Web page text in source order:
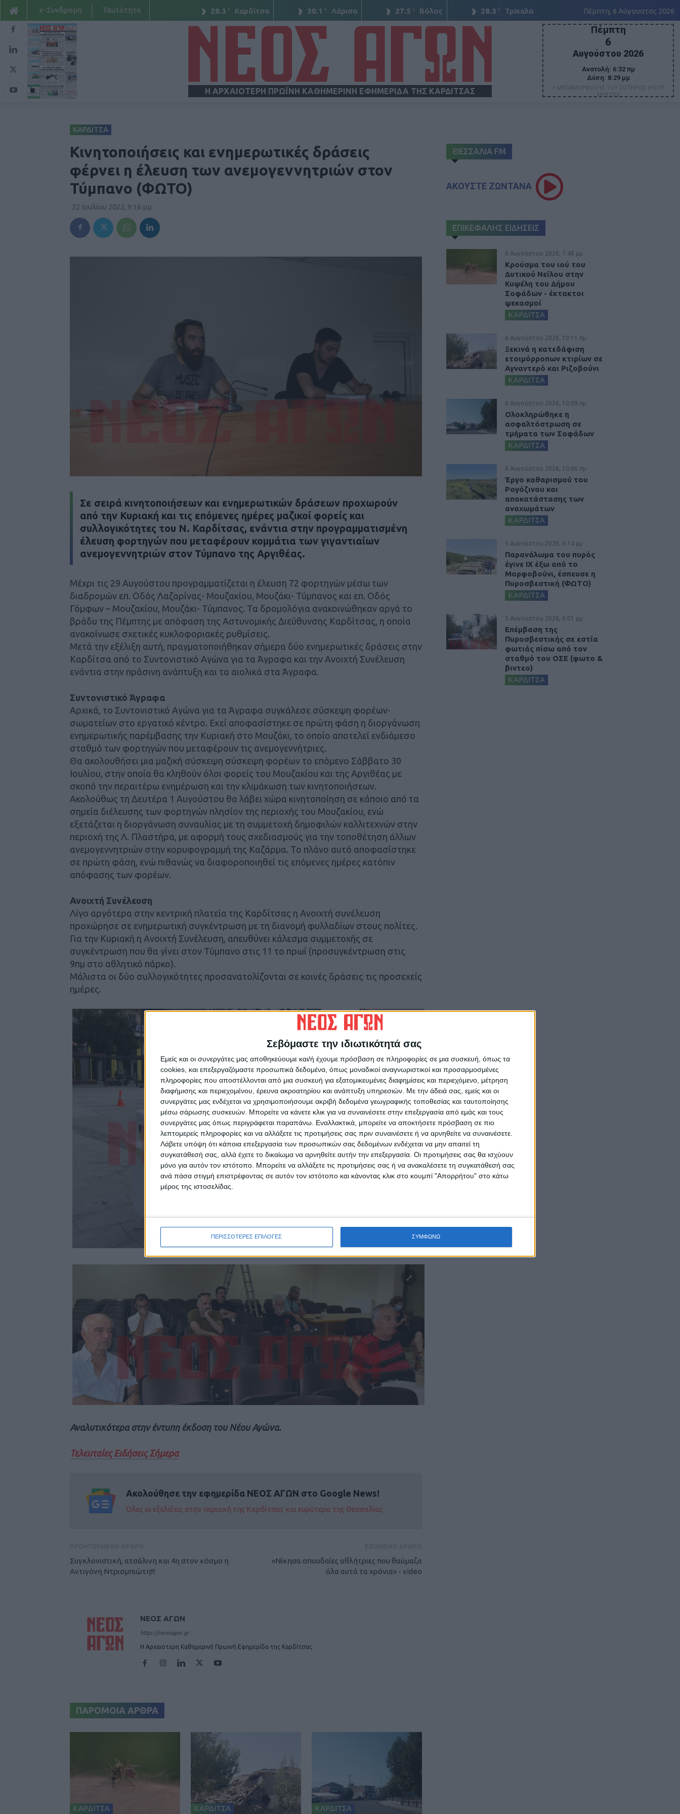
Σεβόμαστε την ιδιωτικότητά σας
Εμείς και οι συνεργάτες μας αποθηκεύουμε και/ή έχουμε πρόσβαση σε πληροφορίες σε μια συσκευή, όπως τα
cookies, και επεξεργαζόμαστε προσωπικά δεδομένα, όπως μοναδικοί αναγνωριστικοί και προσαρμοσμένες
πληροφορίες που αποστέλλονται από μια συσκευή για εξατομικευμένες διαφημίσεις και περιεχόμενο, μέτρηση
διαφήμισης και περιεχομένου, έρευνα ακροατηρίου και ανάπτυξη υπηρεσιών. Με την άδειά σας, εμείς και οι
συνεργάτες μας ενδέχεται να χρησιμοποιήσουμε ακριβή δεδομένα γεωγραφικής τοποθεσίας και ταυτοποίησης
μέσω σάρωσης συσκευών. Μπορείτε να κάνετε κλικ για να συναινέσετε στην επεξεργασία από εμάς και τους
συνεργάτες μας όπως περιγράφεται παραπάνω. Εναλλακτικά, μπορείτε να αποκτήσετε πρόσβαση σε πιο
λεπτομερείς πληροφορίες και να αλλάξετε τις προτιμήσεις σας πριν συναινέσετε ή να αρνηθείτε να συναινέσετε.
Λάβετε υπόψη ότι κάποια επεξεργασία των προσωπικών σας δεδομένων ενδέχεται να μην απαιτεί τη
συγκατάθεσή σας, αλλά έχετε το δικαίωμα να αρνηθείτε αυτήν την επεξεργασία. Οι προτιμήσεις σας θα ισχύουν
μόνο για αυτόν τον ιστότοπο. Μπορείτε να αλλάξετε τις προτιμήσεις σας ή να ανακαλέσετε τη συγκατάθεσή σας
ανά πάσα στιγμή επιστρέφοντας σε αυτόν τον ιστότοπο και κάνοντας κλικ στο κουμπί "Απορρήτου" στο κάτω
μέρος της ιστοσελίδας.
ΠΕΡΙΣΣΟΤΕΡΕΣ ΕΠΙΛΟΓΕΣ ΣΥΜΦΩΝΩ
28.3 C Καρδίτσα 30.1 C Λάρισα 27.5 C Βόλος 28.3 C Τρίκαλα Πέμπτη, 6 Αύγουστος 2026
e-Συνδρομή Ταυτότητα
Η ΑΡΧΑΙΟΤΕΡΗ ΠΡΩΪΝΗ ΚΑΘΗΜΕΡΙΝΗ ΕΦΗΜΕΡΙΔΑ ΤΗΣ ΚΑΡΔΙΤΣΑΣ
Πέμπτη
6
Αυγούστου 2026
Ανατολή: 6:32 πμ
Δύση: 8:29 μμ
+ ΜΕΤΑΜΟΡΦΩΣΗΣ ΤΟΥ ΣΩΤΗΡΟΣ ΙΗΣΟΥ
ΧΡΙΣΤΟΥ
ΚΑΡΔΙΤΣΑ
Κινητοποιήσεις και ενημερωτικές δράσεις
φέρνει η έλευση των ανεμογεννητριών στον
Τύμπανο (ΦΩΤΟ)
22 Ιουλίου 2022, 9:16 μμ
Σε σειρά κινητοποιήσεων και ενημερωτικών δράσεων προχωρούν
από την Κυριακή και τις επόμενες ημέρες μαζικοί φορείς και
συλλογικότητες του Ν. Καρδίτσας, ενάντια στην προγραμματισμένη
έλευση φορτηγών που μεταφέρουν κομμάτια των γιγαντιαίων
ανεμογεννητριών στον Τύμπανο της Αργιθέας.
Μέχρι τις 29 Αυγούστου προγραμματίζεται η έλευση 72 φορτηγών μέσω των
διαδρομών επ. Οδός Λαζαρίνας- Μουζακίου, Μουζάκι- Τύμπανος και επ. Οδός
Γόμφων – Μουζακίου, Μουζάκι- Τύμπανος. Τα δρομολόγια ανακοινώθηκαν αργά το
βράδυ της Πέμπτης με απόφαση της Αστυνομικής Διεύθυνσης Καρδίτσας, η οποία
ανακοίνωσε σχετικές κυκλοφοριακές ρυθμίσεις.
Μετά την εξέλιξη αυτή, πραγματοποιήθηκαν σήμερα δύο ενημερωτικές δράσεις στην
Καρδίτσα από το Συντονιστικό Αγώνα για τα Άγραφα και την Ανοιχτή Συνέλευση
ενάντια στην πράσινη ανάπτυξη και τα αιολικά στα Άγραφα.
Συντονιστικό Άγραφα
Αρχικά, το Συντονιστικό Αγώνα για τα Άγραφα συγκάλεσε σύσκεψη φορέων-
σωματείων στο εργατικό κέντρο. Εκεί αποφασίστηκε σε πρώτη φάση η διοργάνωση
ενημερωτικής παρέμβασης την Κυριακή στο Μουζάκι, το οποίο αποτελεί ενδιάμεσο
σταθμό των φορτηγών που μεταφέρουν τις ανεμογεννήτριες.
Θα ακολουθήσει μια μαζική σύσκεψη σύσκεψη φορέων το επόμενο Σάββατο 30
Ιουλίου, στην οποία θα κληθούν όλοι φορείς του Μουζακίου και της Αργιθέας με
σκοπό την περαιτέρω ενημέρωση και την κλιμάκωση των κινητοποιήσεων.
Ακολούθως τη Δευτέρα 1 Αυγούστου θα λάβει χώρα κινητοποίηση σε κάποιο από τα
σημεία διέλευσης των φορτηγών πλησίον της περιοχής του Μουζακίου, ενώ
εξετάζεται η διοργάνωση συναυλίας με τη συμμετοχή δημοφιλών καλλιτεχνών στην
περιοχή της Λ. Πλαστήρα, με αφορμή τους σχεδιασμούς για την τοποθέτηση άλλων
ανεμογεννητριών στην κορυφογραμμή της Καζάρμα. Το πλάνο αυτό αποφασίστηκε
σε πρώτη φάση, ενώ πιθανώς να διαφοροποιηθεί τις επόμενες ημέρες κατόπιν
απόφασης των φορέων.
Ανοιχτή Συνέλευση
Λίγο αργότερα στην κεντρική πλατεία της Καρδίτσας η Ανοιχτή συνέλευση
προχώρησε σε ενημερωτική συγκέντρωση με τη διανομή φυλλαδίων στους πολίτες.
Για την Κυριακή η Ανοιχτή Συνέλευση, απευθύνει κάλεσμα συμμετοχής σε
συγκέντρωση που θα γίνει στον Τύμπανο στις 11 το πρωί (προσυγκέντρωση στις
9πμ στο αθλητικό πάρκο).
Μάλιστα οι δύο συλλογικότητες προσανατολίζονται σε κοινές δράσεις τις προσεχείς
ημέρες.
Αναλυτικότερα στην έντυπη έκδοση του Νέου Αγώνα.
Τελευταίες Ειδήσεις Σήμερα
Ακολούθησε την εφημερίδα ΝΕΟΣ ΑΓΩΝ στο Google News!
Όλες οι εξελίξεις στην περιοχή της Καρδίτσας και ευρύτερα της Θεσσαλίας
Συγκλονιστική, ατσάλινη και 4η στον κόσμο η
Αντιγόνη Ντρισμπιώτη!!!
«Νίκησα σπουδαίες αθλήτριες που θαύμαζα
όλα αυτά τα χρόνια» - video
ΝΕΟΣ ΑΓΩΝ
https://neosagon.gr
Η Αρχαιότερη Καθημερινή Πρωινή Εφημερίδα της Καρδίτσας
ΠΑΡΟΜΟΙΑ ΑΡΘΡΑ
ΚΑΡΔΙΤΣΑ ΚΑΡΔΙΤΣΑ ΚΑΡΔΙΤΣΑ
ΘΕΣΣΑΛΙΑ FM
ΑΚΟΥΣΤΕ ΖΩΝΤΑΝΑ
ΕΠΙΚΕΦΑΛΗΣ ΕΙΔΗΣΕΙΣ
6 Αυγούστου 2026, 7:48 μμ
Κρούσμα του ιού του
Δυτικού Νείλου στην
Κυψέλη του Δήμου
Σοφάδων - έκτακτοι
ψεκασμοί
ΚΑΡΔΙΤΣΑ
6 Αυγούστου 2026, 10:11 πμ
Ξεκινά η κατεδάφιση
ετοιμόρροπων κτιρίων σε
Αγναντερό και Ριζοβούνι
ΚΑΡΔΙΤΣΑ
6 Αυγούστου 2026, 10:09 πμ
Ολοκληρώθηκε η
ασφαλτόστρωση σε
τμήματα των Σοφάδων
ΚΑΡΔΙΤΣΑ
6 Αυγούστου 2026, 10:06 πμ
Έργο καθαρισμού του
Ρογόζινου και
αποκατάστασης των
αναχωμάτων
ΚΑΡΔΙΤΣΑ
5 Αυγούστου 2026, 6:14 μμ
Παρανάλωμα του πυρός
έγινε ΙΧ έξω από το
Μορφοβούνι, έσπευσε η
Πυροσβεστική (ΦΩΤΟ)
ΚΑΡΔΙΤΣΑ
5 Αυγούστου 2026, 6:01 μμ
Επέμβαση της
Πυροσβεστικής σε εστία
φωτιάς πίσω από τον
σταθμό του ΟΣΕ (φωτο &
βιντεο)
ΚΑΡΔΙΤΣΑ